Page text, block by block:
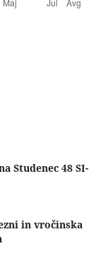
Studenec 48 SI-
in vročinska